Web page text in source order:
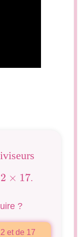
× 17.
?
et de 17